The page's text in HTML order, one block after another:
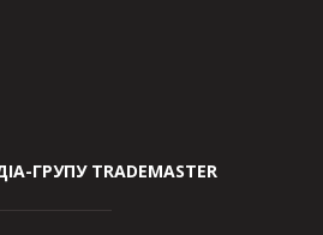
ГРУПУ TRADEMASTER